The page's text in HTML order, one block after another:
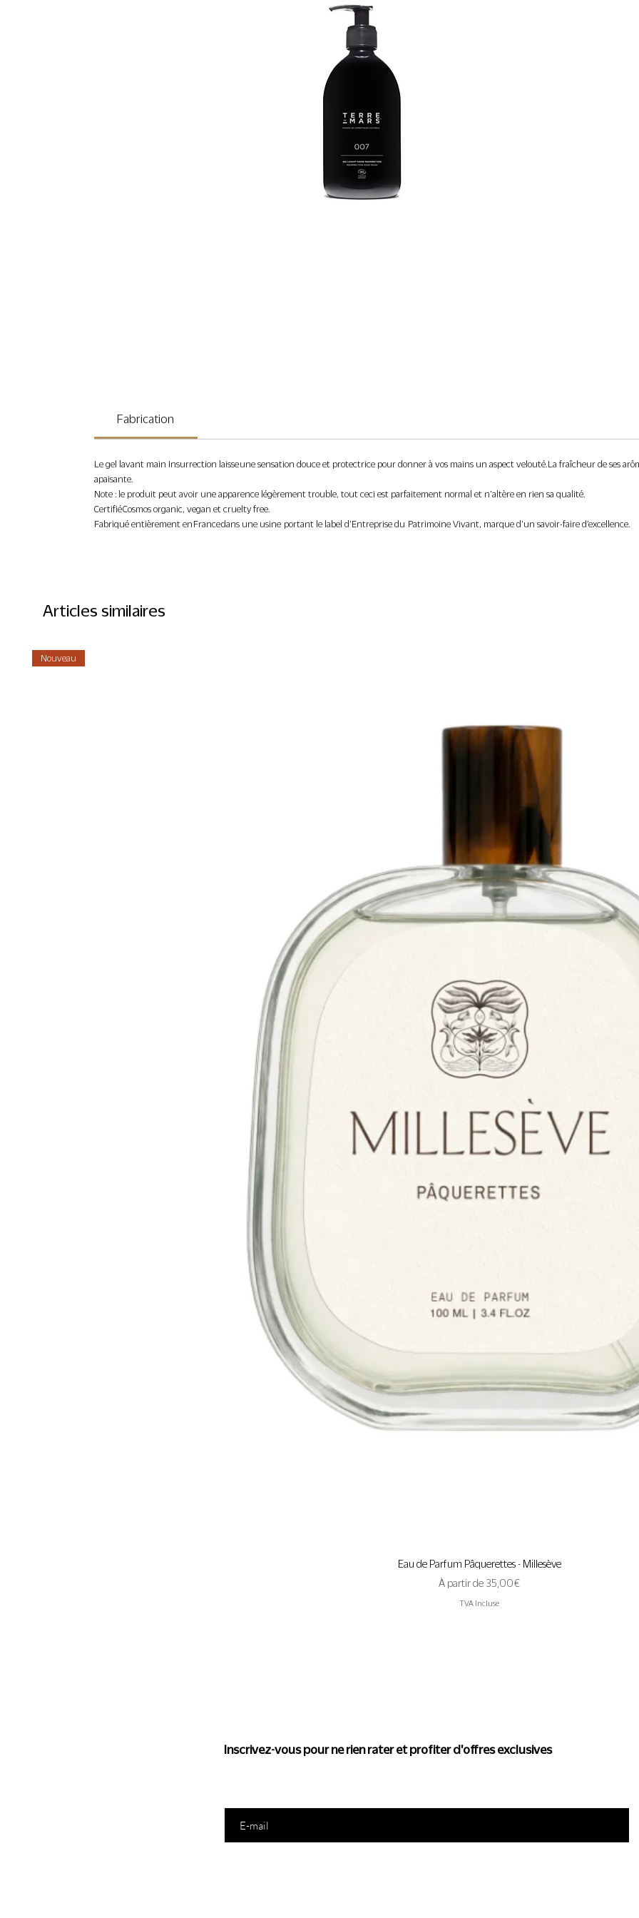
Fabrication
Le gel lavant main Insurrection laisse une sensation douce et protectrice pour donner à vos mains un aspect velouté. La fraîcheur de ses
apaisante.
Note : le produit peut avoir une apparence légèrement trouble, tout ceci est parfaitement normal et n’altère en rien sa qualité.
Certifié Cosmos organic, vegan et cruelty free.
Fabriqué entièrement en France dans une usine portant le label d’Entreprise du Patrimoine Vivant, marque d’un savoir-faire d’excellence.
Articles similaires
Aperçu rapide
Nouveau
Eau de Parfum Pâquerettes - Millesève
À partir de 35,00 €
Prix promotionnel
TVA Incluse
Inscrivez-vous pour ne rien rater et profiter d'offres exclusives